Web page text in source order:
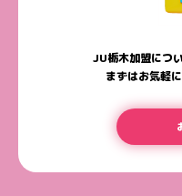
JU栃木加盟につ
まずはお気軽